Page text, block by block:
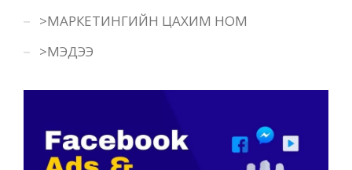
>МАРКЕТИНГИЙН ЦАХИМ НОМ
>МЭДЭЭ